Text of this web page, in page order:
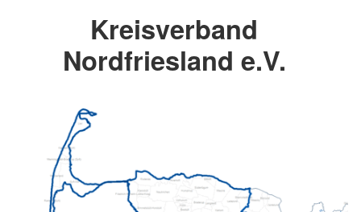
Kreisverband
Nordfriesland e.V.